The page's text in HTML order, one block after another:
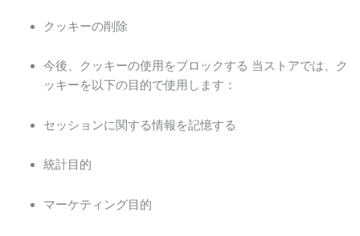
クッキーの削除
今後、クッキーの使用をブロックする 当ストアでは、ク
ッキーを以下の目的で使用します：
セッションに関する情報を記憶する
統計目的
マーケティング目的